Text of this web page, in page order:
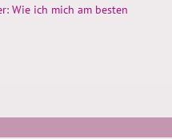
Wie ich mich am besten